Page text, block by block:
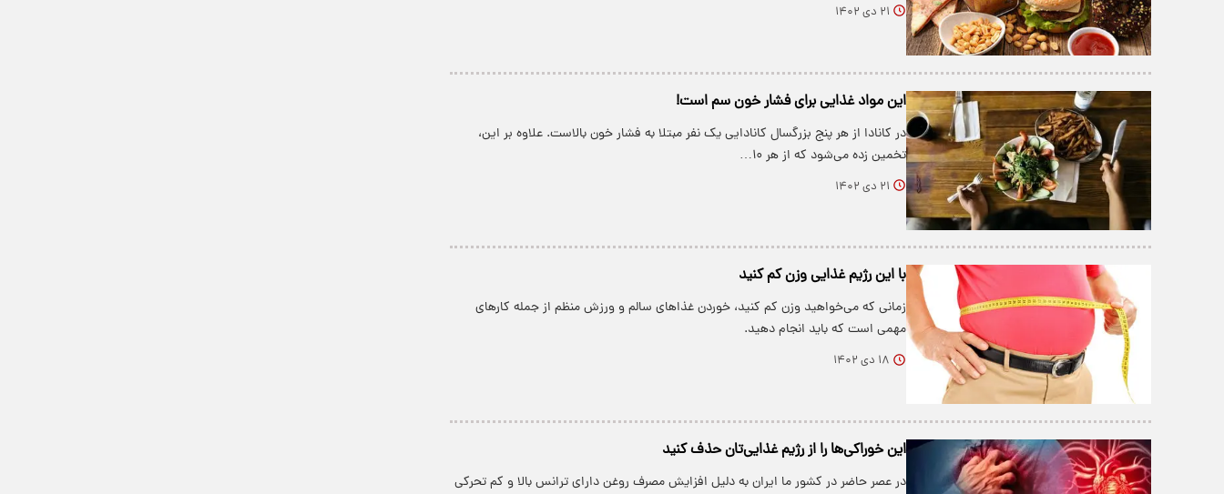
۲۱ دی ۱۴۰۲
این مواد غذایی برای فشار خون سم است!
در کانادا از هر پنج بزرگسال کانادایی یک نفر مبتلا به فشار خون بالاست. علاوه بر این،
تخمین زده می‌شود که از هر ۱۰…
۲۱ دی ۱۴۰۲
با این رژیم غذایی وزن کم کنید
زمانی که می‌خواهید وزن کم کنید، خوردن غذاهای سالم و ورزش منظم از جمله کارهای
مهمی است که باید انجام دهید.
۱۸ دی ۱۴۰۲
این خوراکی‌ها را از رژیم غذایی‌تان حذف کنید
در عصر حاضر در کشور ما ایران به دلیل افزایش مصرف روغن دارای ترانس بالا و کم تحرکی